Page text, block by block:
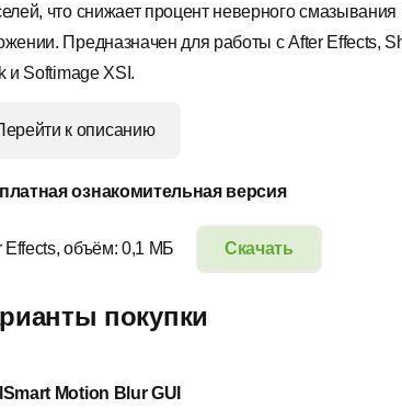
что снижает процент неверного
Предназначен для работы с After Effects,
и Softimage XSI.
к описанию
ознакомительная версия
Скачать
Effects, объём: 0,1 МБ
покупки
Motion Blur GUI